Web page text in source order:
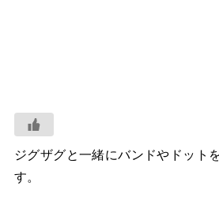
ジグザグと一緒にバンドやドット
す。